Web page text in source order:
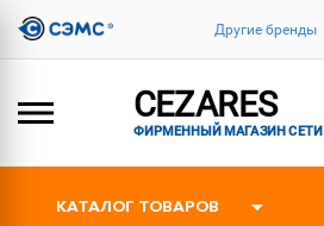
Другие бренды
CEZARES
ФИРМЕННЫЙ МАГАЗИН СЕТИ
КАТАЛОГ ТОВАРОВ